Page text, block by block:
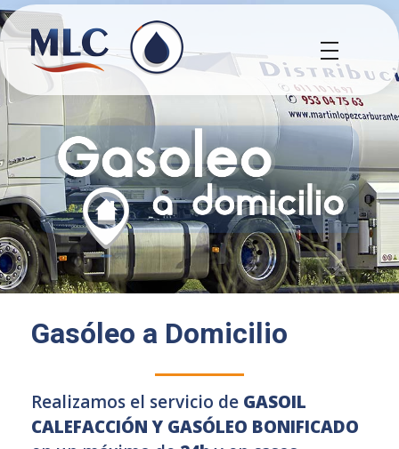
MLC Carburantes
Gasóleo a Domicilio
Realizamos el servicio de GASOIL
CALEFACCIÓN Y GASÓLEO BONIFICADO